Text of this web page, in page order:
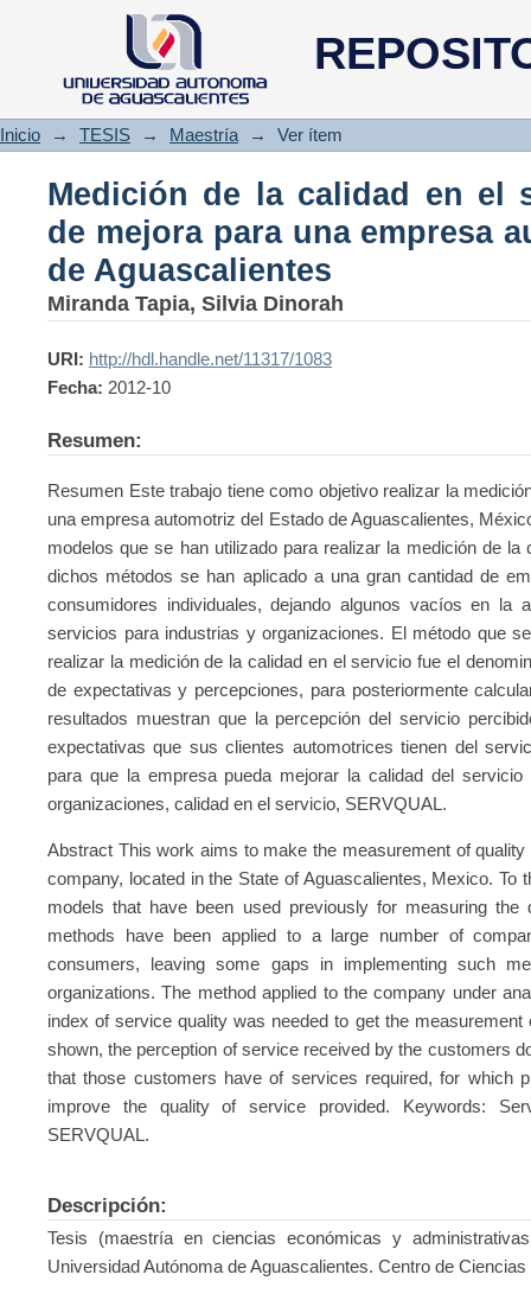
Medición de la calidad en
empresa automotríz del
Inicio → TESIS → Maestría → Ver ítem
Medición de la calidad en el
de mejora para una empresa
de Aguascalientes
Miranda Tapia, Silvia Dinorah
URI: http://hdl.handle.net/11317/1083
Fecha: 2012-10
Resumen:
Resumen Este trabajo tiene como objetivo realizar la
una empresa automotriz del Estado de Aguascalientes,
modelos que se han utilizado para realizar la medición de
dichos métodos se han aplicado a una gran cantidad de
consumidores individuales, dejando algunos vacíos en la
servicios para industrias y organizaciones. El método que
realizar la medición de la calidad en el servicio fue el
de expectativas y percepciones, para posteriormente
resultados muestran que la percepción del servicio
expectativas que sus clientes automotrices tienen del
para que la empresa pueda mejorar la calidad del
organizaciones, calidad en el servicio, SERVQUAL.
Abstract This work aims to make the measurement of
company, located in the State of Aguascalientes, Mexico.
models that have been used previously for measuring
methods have been applied to a large number of
consumers, leaving some gaps in implementing such
organizations. The method applied to the company under
index of service quality was needed to get the
shown, the perception of service received by the customers
that those customers have of services required, for which
improve the quality of service provided. Keywords:
SERVQUAL.
Descripción:
Tesis (maestría en ciencias económicas y
Universidad Autónoma de Aguascalientes. Centro de